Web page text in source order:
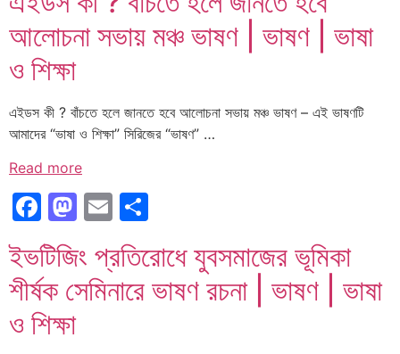
আলোচনা সভায় মঞ্চ ভাষণ | ভাষণ | ভাষা
ও শিক্ষা
এইডস কী ? বাঁচতে হলে জানতে হবে আলোচনা সভায় মঞ্চ ভাষণ – এই ভাষণটি
আমাদের “ভাষা ও শিক্ষা” সিরিজের “ভাষণ” …
Read more
Facebook
Mastodon
Email
ইভটিজিং প্রতিরোধে যুবসমাজের ভূমিকা
শীর্ষক সেমিনারে ভাষণ রচনা | ভাষণ | ভাষা
ও শিক্ষা